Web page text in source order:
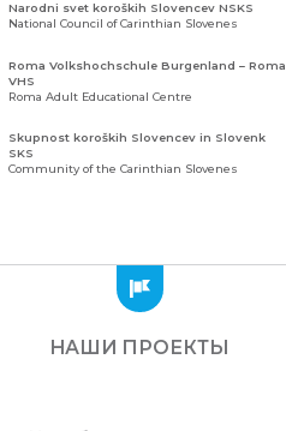
Narodni svet koroških Slovencev NSKS
National Council of Carinthian Slovenes
Roma Volkshochschule Burgenland – Roma
VHS
Roma Adult Educational Centre
Skupnost koroških Slovencev in Slovenk
SKS
Community of the Carinthian Slovenes
Zajednica Crnogoraca u Albaniji “ZCGA” -
ElbasanНАШИ ПРОЕКТЫ